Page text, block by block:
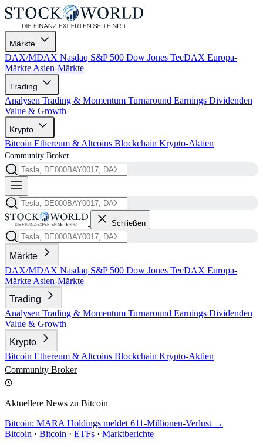
Märkte
DAX/MDAX Nasdaq S&P 500 Dow Jones TecDAX Europa-
Märkte Asien-Märkte
Trading
Analysen Trading & Momentum Turnaround Earnings Dividenden
Value & Growth
Krypto
Bitcoin Ethereum & Altcoins Blockchain Krypto-Aktien
Community Broker
Schließen
Märkte
DAX/MDAX Nasdaq S&P 500 Dow Jones TecDAX Europa-
Märkte Asien-Märkte
Trading
Analysen Trading & Momentum Turnaround Earnings Dividenden
Value & Growth
Krypto
Bitcoin Ethereum & Altcoins Blockchain Krypto-Aktien
Community Broker
Aktuellere News zu Bitcoin
Bitcoin: MARA Holdings meldet 611-Millionen-Verlust →
Bitcoin · Bitcoin · ETFs · Marktberichte